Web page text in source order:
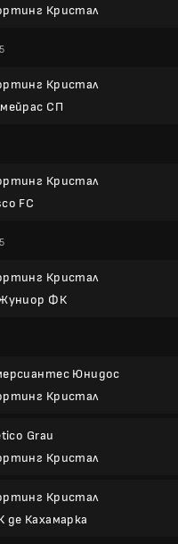
Кристал
Кристал
СП
Кристал
FC
Кристал
ФК
Юнидос
Кристал
Grau
Кристал
Кристал
де Кахамарка